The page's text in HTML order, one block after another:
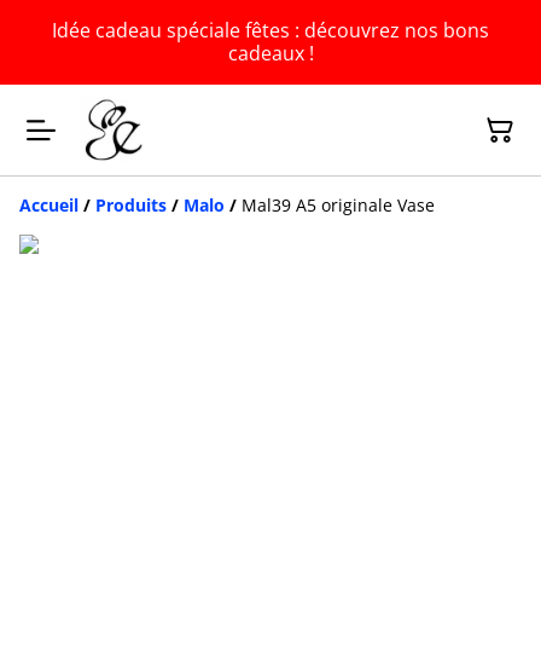
Idée cadeau spéciale fêtes : découvrez nos bons
cadeaux !
Accueil / Produits / Malo / Mal39 A5 originale Vase